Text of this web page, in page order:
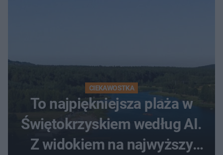
CIEKAWOSTKA
To najpiękniejsza plaża w
Świętokrzyskiem według AI.
Z widokiem na najwyższy